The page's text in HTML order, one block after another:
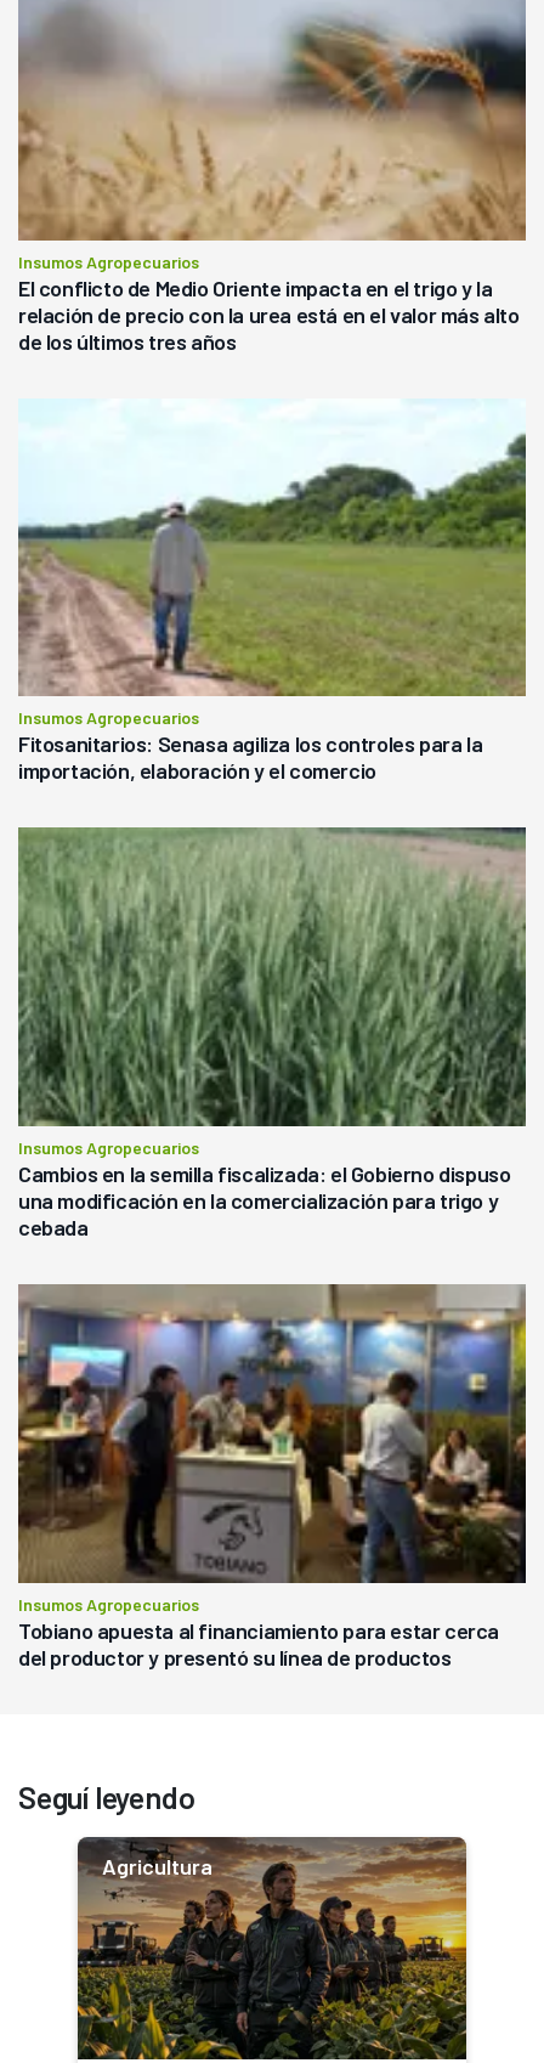
Insumos Agropecuarios
El conflicto de Medio Oriente impacta en el trigo y la
relación de precio con la urea está en el valor más alto
de los últimos tres años
Insumos Agropecuarios
Fitosanitarios: Senasa agiliza los controles para la
importación, elaboración y el comercio
Insumos Agropecuarios
Cambios en la semilla fiscalizada: el Gobierno dispuso
una modificación en la comercialización para trigo y
cebada
Insumos Agropecuarios
Tobiano apuesta al financiamiento para estar cerca
del productor y presentó su línea de productos
Seguí leyendo
Agricultura